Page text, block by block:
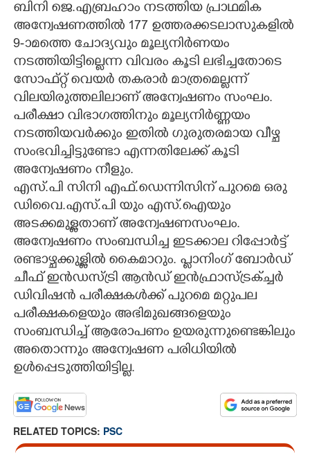
ബിനി ജെ.എബ്രഹാം നടത്തിയ പ്രാഥമിക
അന്വേഷണത്തിൽ 177 ഉത്തരക്കടലാസുകളിൽ
9-ാമത്തെ ചോദ്യവും മൂല്യനിർണയം
നടത്തിയിട്ടില്ലെന്ന വിവരം കൂടി ലഭിച്ചതോടെ
സോഫ്റ്റ് വെയർ തകരാർ മാത്രമെല്ലന്ന്
വിലയിരുത്തലിലാണ് അന്വേഷണം സംഘം.
പരീക്ഷാ വിഭാഗത്തിനും മൂല്യനിർണ്ണയം
നടത്തിയവർക്കും ഇതിൽ ഗുരുതരമായ വീഴ്ച
സംഭവിച്ചിട്ടുണ്ടോ എന്നതിലേക്ക് കൂടി
അന്വേഷണം നീളും.
എസ്.പി സിനി എഫ്.ഡെന്നിസിന് പുറമെ ഒരു
ഡിവൈ.എസ്.പി യും എസ്.ഐയും
അടക്കമുള്ളതാണ് അന്വേഷണസംഘം.
അന്വേഷണം സംബന്ധിച്ച ഇടക്കാല റിപ്പോർട്ട്
രണ്ടാഴ്ചക്കുള്ളിൽ കൈമാറും. പ്ലാനിംഗ് ബോർഡ്
ചീഫ് ഇൻഡസ്ട്രി ആൻഡ് ഇൻഫ്രാസ്ട്രക്ച്ചർ
ഡിവിഷൻ പരീക്ഷകൾക്ക് പുറമെ മറ്റുപല
പരീക്ഷകളെയും അഭിമുഖങ്ങളെയും
സംബന്ധിച്ച് ആരോപണം ഉയരുന്നുണ്ടെങ്കിലും
അതൊന്നും അന്വേഷണ പരിധിയിൽ
ഉൾപ്പെടുത്തിയിട്ടില്ല.
RELATED TOPICS: PSC